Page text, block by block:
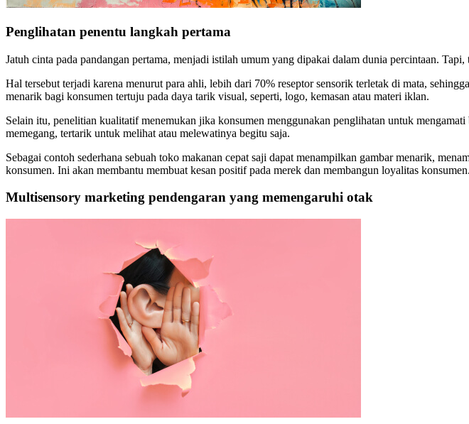
Penglihatan penentu langkah pertama
Jatuh cinta pada pandangan pertama, menjadi istilah umum yang dipakai dalam dunia percintaan.
Hal tersebut terjadi karena menurut para ahli, lebih dari 70% reseptor sensorik terletak di mata,
menarik bagi konsumen tertuju pada daya tarik visual, seperti, logo, kemasan atau materi iklan.
Selain itu, penelitian kualitatif menemukan jika konsumen menggunakan penglihatan untuk
memegang, tertarik untuk melihat atau melewatinya begitu saja.
Sebagai contoh sederhana sebuah toko makanan cepat saji dapat menampilkan gambar menarik,
konsumen. Ini akan membantu membuat kesan positif pada merek dan membangun loyalitas konsumen.
Multisensory marketing pendengaran yang memengaruhi otak